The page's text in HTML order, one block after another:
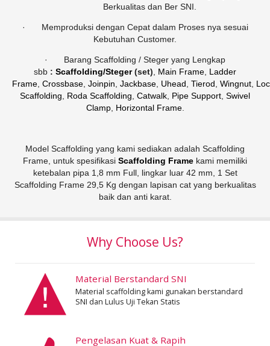
Berkualitas dan Ber SNI.
·
Memproduksi dengan Cepat dalam Proses nya sesuai
Kebutuhan Customer.
·
Barang Scaffolding / Steger yang Lengkap
sbb : Scaffolding/Steger (set) Main Frame Ladder
Frame Crossbase Joinpin Jackbase Uhead Tierod Wingnut
Scaffolding
Roda Scaffolding Catwalk Pipe Support Swivel
Clamp, Horizontal Frame.
Model Scaffolding yang kami sediakan adalah Scaffolding
Frame, untuk spesifikasi Scaffolding Frame kami memiliki
ketebalan pipa 1,8 mm Full, lingkar luar 42 mm, 1 Set
Scaffolding Frame 29,5 Kg dengan lapisan cat yang berkualitas
baik dan anti karat.
Why Choose Us?
Material Berstandard SNI
Material scaffolding kami gunakan berstandard
SNI dan Lulus Uji Tekan Statis
Pengelasan Kuat & Rapih